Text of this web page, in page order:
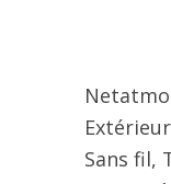
Sans fil,